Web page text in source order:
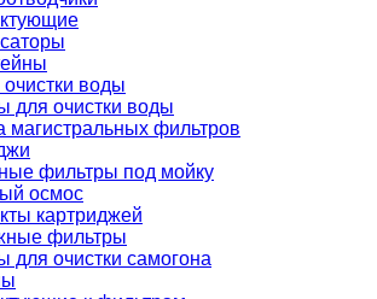
воды
для очистки воды
магистральных фильтров
фильтры под мойку
осмос
картриджей
фильтры
для очистки самогона